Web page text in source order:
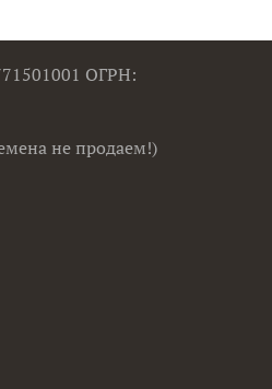
ОГРН:
не продаем!)